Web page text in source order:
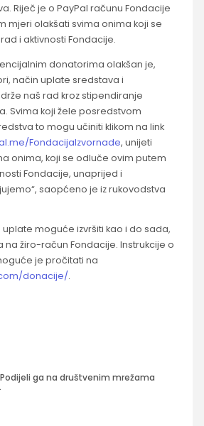
Riječ je o PayPal računu Fondacije
mjeri olakšati svima onima koji se
i aktivnosti Fondacije.
donatorima olakšan je,
način uplate sredstava i
naš rad kroz stipendiranje
Svima koji žele posredstvom
to mogu učiniti klikom na link
FondacijaIzvornade, unijeti
onima, koji se odluče ovim putem
Fondacije, unaprijed i
saopćeno je iz rukovodstva
moguće izvršiti kao i do sada,
žiro-račun Fondacije. Instrukcije o
je pročitati na
donacije/.
ga na društvenim mrežama